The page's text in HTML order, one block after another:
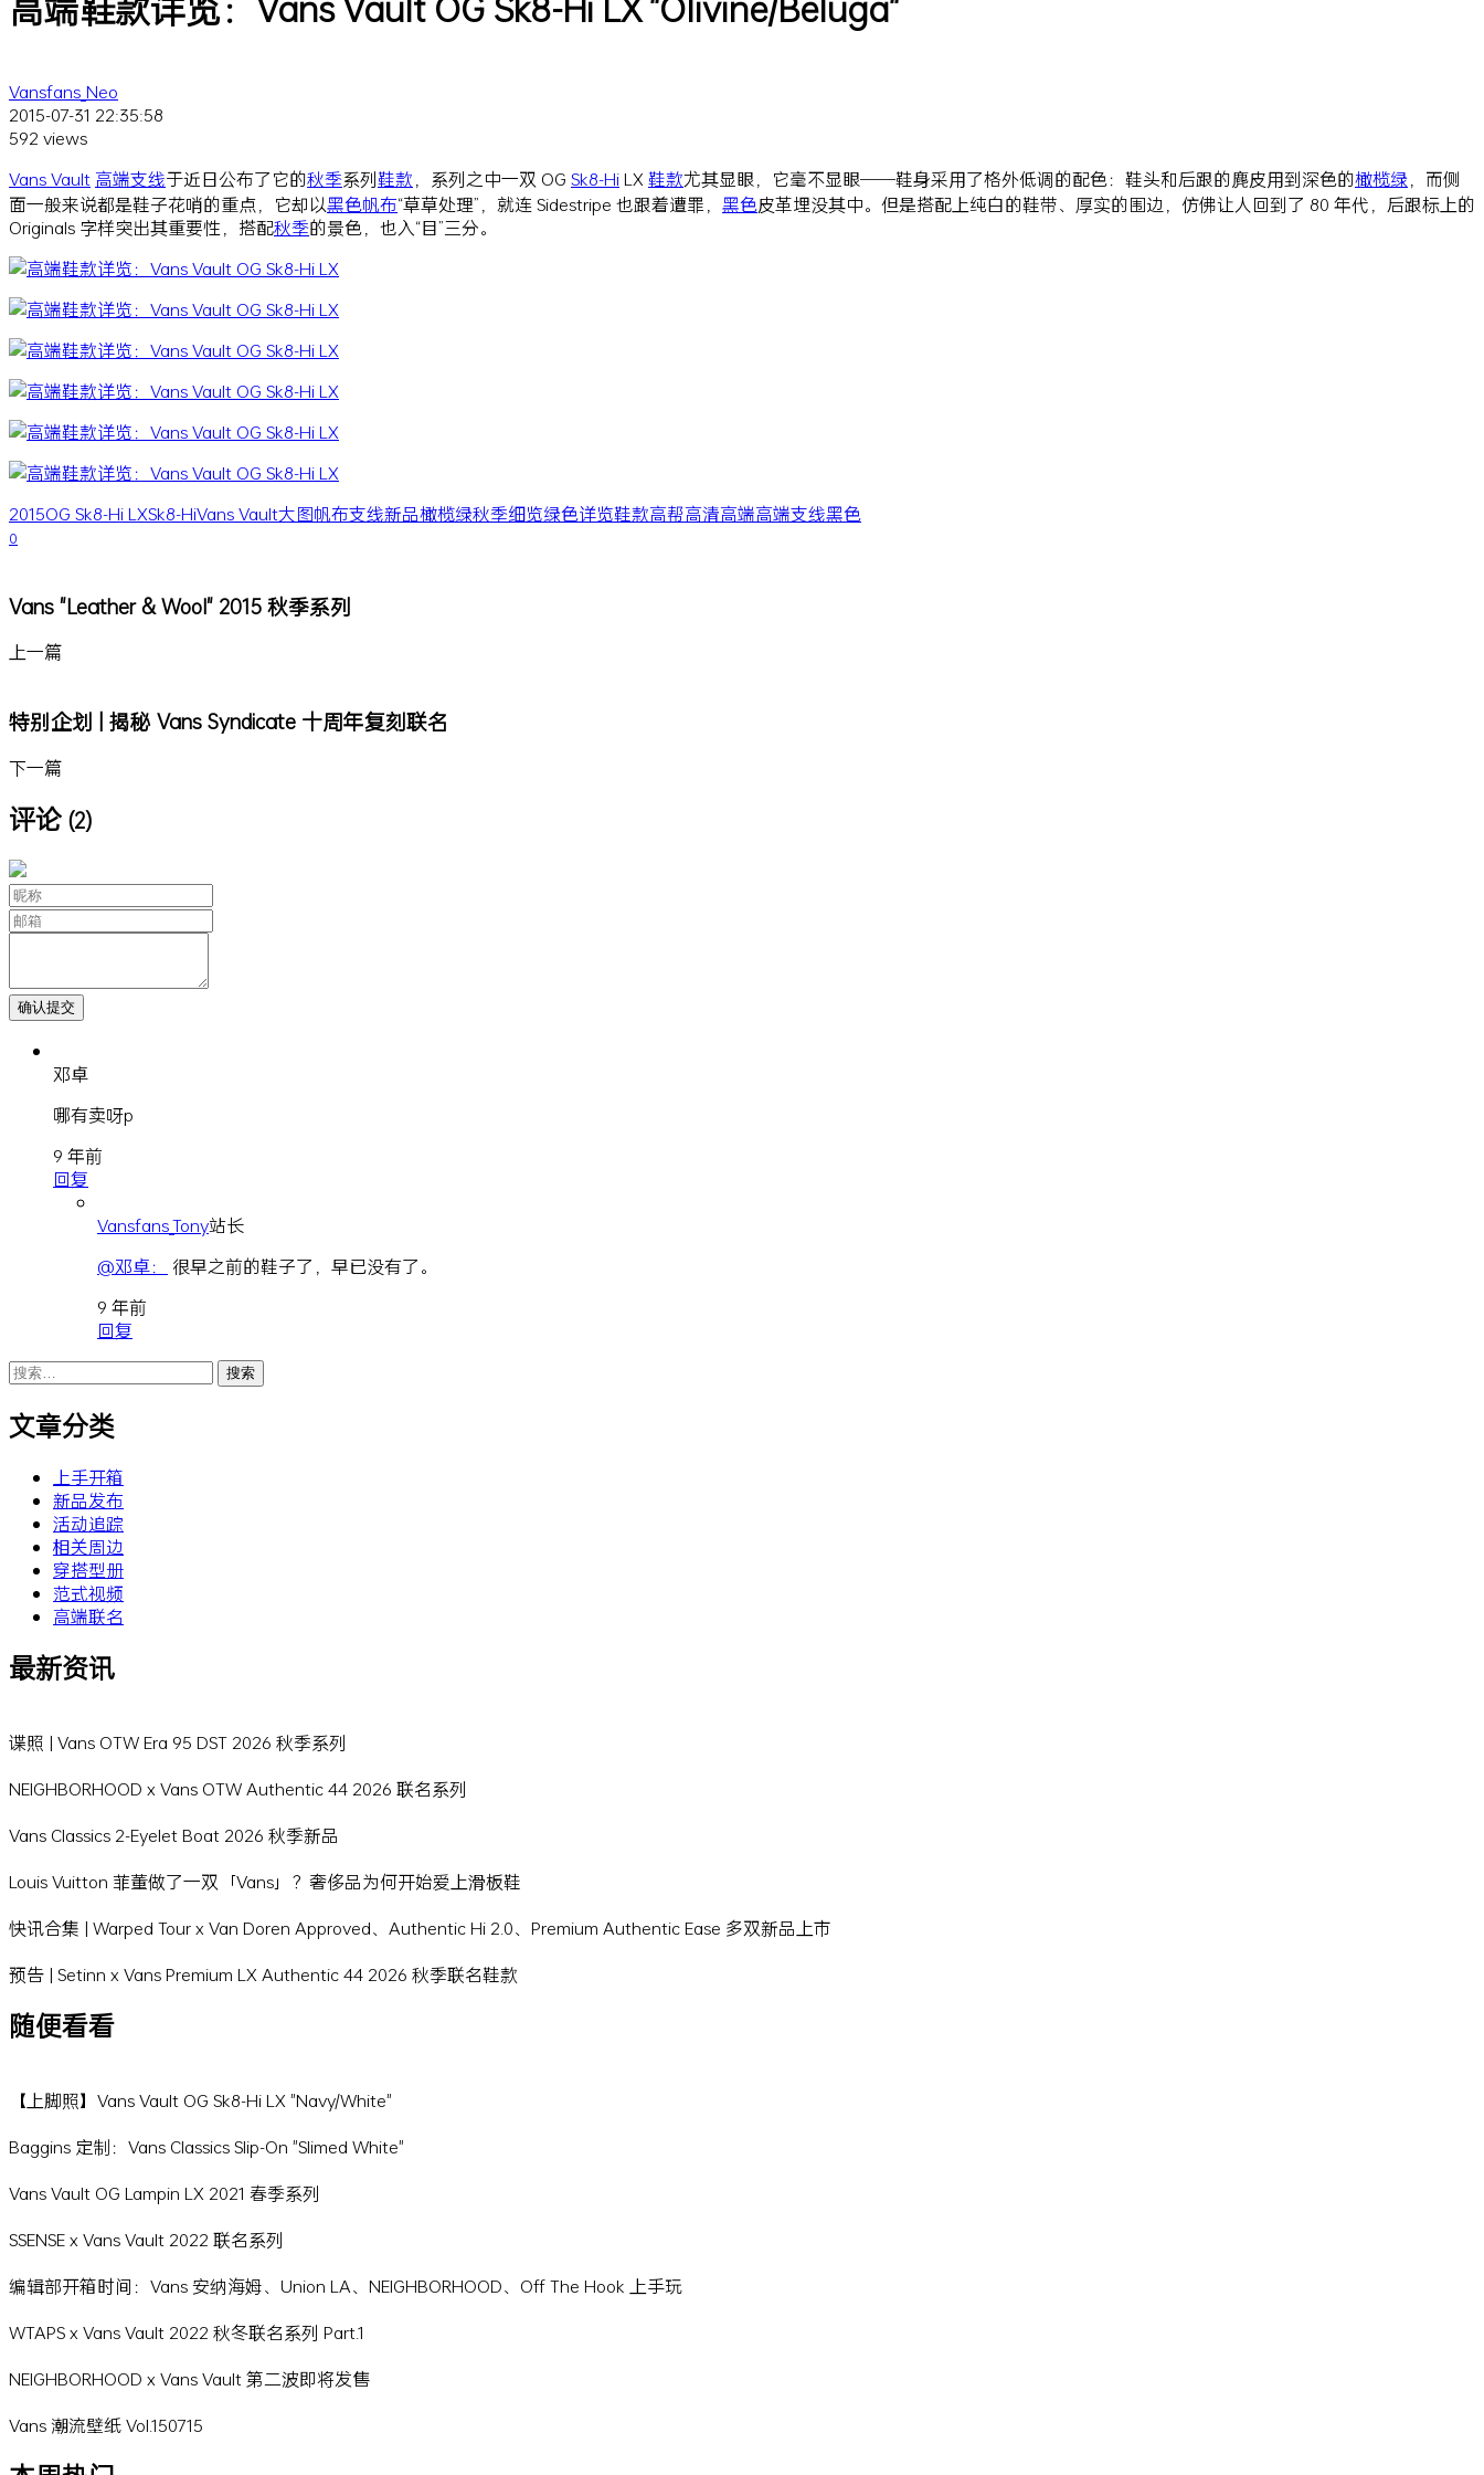
Vansfans_Neo
2015-07-31 22:35:58
592 views
Vans Vault 高端支线于近日公布了它的秋季系列鞋款 ，系列之中一双 OG Sk8-HiLX 鞋款尤其显眼，它毫不显眼——鞋身采用了格外低调的配色：鞋头和后跟的麂皮用到深色的橄榄绿 ，而侧
面一般来说都是鞋子花哨的重点，它却以黑色帆布“草草处理”，就连 Sidestripe 也跟着遭罪， 黑色皮革埋没其中。但是搭配上纯白的鞋带、厚实的围边，仿佛让人回到了 80 年代，后跟标上的
Originals 字样突出其重要性，搭配秋季的景色，也入“目”三分。
2015OG Sk8-Hi LXSk8-HiVans Vault大图帆布支线新品橄榄绿秋季细览绿色详览鞋款高帮高清高端高端支线黑色
0
Vans "Leather & Wool" 2015 秋季系列
上一篇
特别企划 | 揭秘 Vans Syndicate 十周年复刻联名
下一篇
评论 (2)
邓卓
哪有卖呀p
9 年前
回复
Vansfans_Tony站长
@邓卓：
很早之前的鞋子了，早已没有了。
9 年前
回复
搜
索：
文章分类
上手开箱
新品发布
活动追踪
相关周边
穿搭型册
范式视频
高端联名
最新资讯
谍照 | Vans OTW Era 95 DST 2026 秋季系列
NEIGHBORHOOD x Vans OTW Authentic 44 2026 联名系列
Vans Classics 2-Eyelet Boat 2026 秋季新品
Louis Vuitton 菲董做了一双「Vans」？奢侈品为何开始爱上滑板鞋
快讯合集 | Warped Tour x Van Doren Approved、Authentic Hi 2.0、Premium Authentic Ease 多双新品上市
预告 | Setinn x Vans Premium LX Authentic 44 2026 秋季联名鞋款
随便看看
【上脚照】Vans Vault OG Sk8-Hi LX "Navy/White"
Baggins 定制：Vans Classics Slip-On "Slimed White"
Vans Vault OG Lampin LX 2021 春季系列
SSENSE x Vans Vault 2022 联名系列
编辑部开箱时间：Vans 安纳海姆、Union LA、NEIGHBORHOOD、Off The Hook 上手玩
WTAPS x Vans Vault 2022 秋冬联名系列 Part.1
NEIGHBORHOOD x Vans Vault 第二波即将发售
Vans 潮流壁纸 Vol.150715